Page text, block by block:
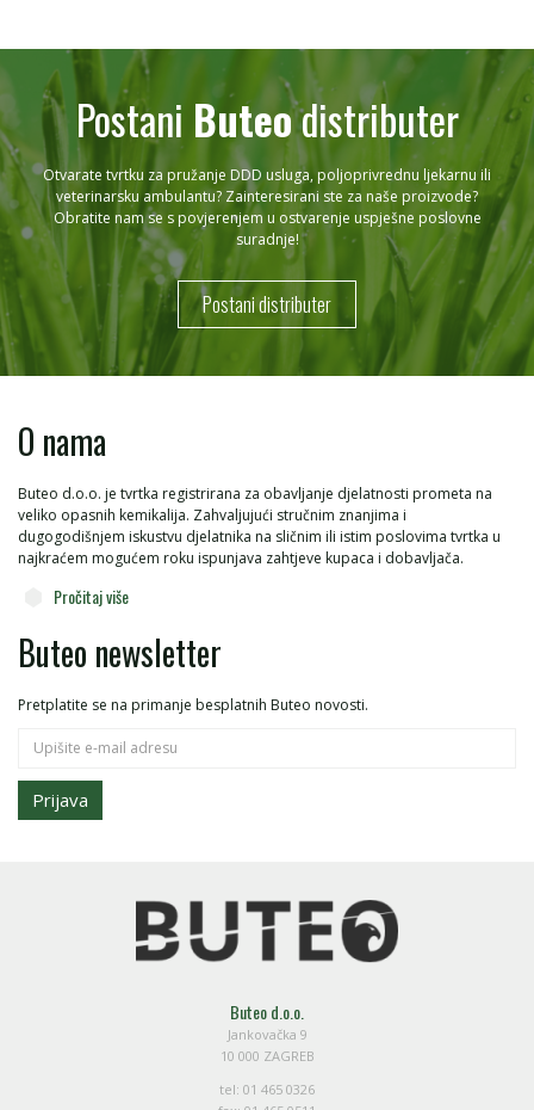
Postani Buteodistributer
Otvarate tvrtku za pružanje DDD usluga, poljoprivrednu ljekarnu ili
veterinarsku ambulantu? Zainteresirani ste za naše proizvode?
Obratite nam se s povjerenjem u ostvarenje uspješne poslovne
suradnje!
Postani distributer
O nama
Buteo d.o.o. je tvrtka registrirana za obavljanje djelatnosti prometa na
veliko opasnih kemikalija. Zahvaljujući stručnim znanjima i
dugogodišnjem iskustvu djelatnika na sličnim ili istim poslovima tvrtka u
najkraćem mogućem roku ispunjava zahtjeve kupaca i dobavljača.
Pročitaj više
Buteo newsletter
Pretplatite se na primanje besplatnih Buteo novosti.
Prijava
Buteo d.o.o.
Jankovačka 9
10 000 ZAGREB
tel: 01 465 0326